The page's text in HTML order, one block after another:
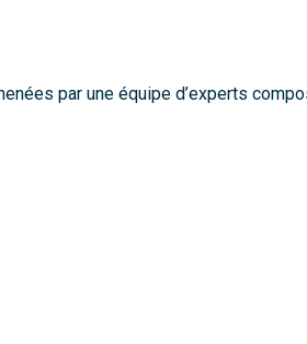
par une équipe d’experts